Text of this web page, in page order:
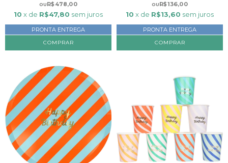
R$478,00
10 x de R$47,80 sem juros
PRONTA ENTREGA
R$136,00
10 x de R$13,60 sem juros
PRONTA ENTREGA